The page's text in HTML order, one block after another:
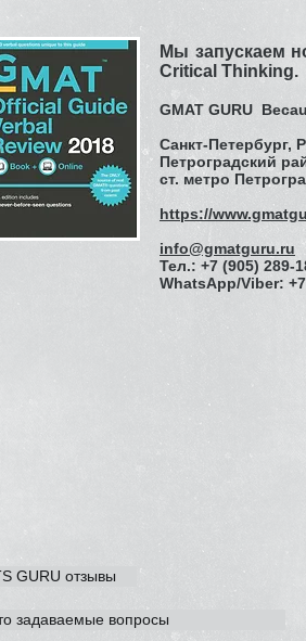
Мы запускаем
Critical Thinking.
GMAT GURU
Санкт-Петербург,
Петроградский
ст. метро
https://
info@gmatguru.ru
Тел.: +7 (905) 289-
WhatsApp/Viber:
GURU отзывы
задаваемые вопросы